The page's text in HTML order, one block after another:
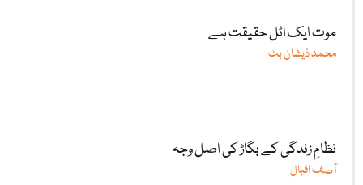
موت ایک اٹل حقیقت ہے
محمد ذیشان بٹ
نظامِ زندگی کے بگاڑ کی اصل وجہ
آصف اقبال